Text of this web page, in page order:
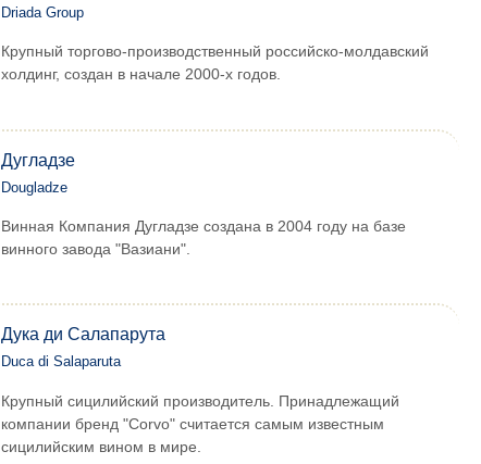
Driada Group
Крупный торгово-производственный российско-молдавский
холдинг, создан в начале 2000-х годов.
Дугладзе
Dougladze
Винная Компания Дугладзе создана в 2004 году на базе
винного завода "Вазиани".
Дука ди Салапарута
Duca di Salaparuta
Крупный сицилийский производитель. Принадлежащий
компании бренд "Corvo" считается самым известным
сицилийским вином в мире.